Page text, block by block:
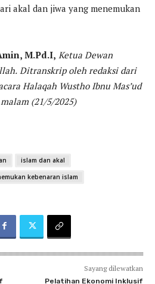
akal dan jiwa yang menemukan
M.Pd.I, Ketua Dewan
Ditranskrip oleh redaksi dari
Halaqah Wustho Ibnu Mas’ud
(21/5/2025)
islam dan akal
kebenaran islam
Sayang dilewatkan
Pelatihan Ekonomi Inklusif